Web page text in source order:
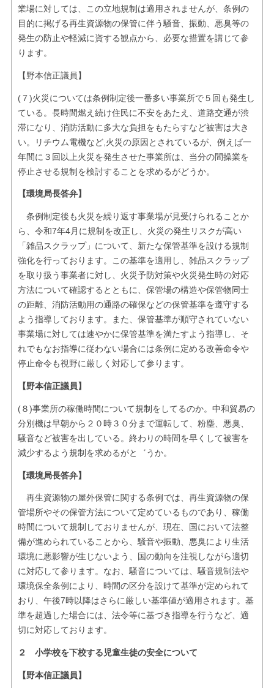
業場に対しては、この立地規制は適用されませんが、条例の
目的に掲げる再生資源物の保管に伴う騒音、振動、悪臭等の
発生の防止や軽減に資する観点から、必要な措置を講じて参
ります。
【野本信正議員】
(７)火災については条例制定後一番多い事業所で５回も発生し
ている。長時間燃え続け住民に不安をあたえ、道路交通が渋
滞になり、消防活動に多大な負担をもたらすなど被害は大き
い。リチウム電機など,火災の原因とされているが、例えば一
年間に３回以上火災を発生させた事業所は、当分の間操業を
停止させる規制を検討することを求めるがどうか。
【環境局長答弁】
条例制定後も火災を繰り返す事業場が見受けられることか
ら、令和7年4月に規制を改正し、火災の発生リスクが高い
「雑品スクラップ」について、新たな保管基準を設ける規制
強化を行っております。この基準を適用し、雑品スクラップ
を取り扱う事業者に対し、火災予防対策や火災発生時の対応
方法について確認するとともに、保管場の構造や保管物同士
の距離、消防活動用の通路の確保などの保管基準を遵守する
よう指導しております。また、保管基準が順守されていない
事業場に対しては速やかに保管基準を満たすよう指導し、そ
れでもなお指導に従わない場合には条例に定める改善命令や
停止命令も視野に厳しく対応して参ります。
【野本信正議員】
(８)事業所の稼働時間について規制をしてるのか。中和貿易の
分別機は早朝から２０時３０分まで運転して、粉塵、悪臭、
騒音など被害を出している。終わりの時間を早くして被害を
減少するよう規制を求めるがと゛うか。
【環境局長答弁】
再生資源物の屋外保管に関する条例では、再生資源物の保
管場所やその保管方法について定めているものであり、稼働
時間について規制しておりませんが、現在、国において法整
備が進められていることから、騒音や振動、悪臭により生活
環境に悪影響が生じないよう、国の動向を注視しながら適切
に対応して参ります。なお、騒音については、騒音規制法や
環境保全条例により、時間の区分を設けて基準が定められて
おり、午後7時以降はさらに厳しい基準値が適用されます。基
準を超過した場合には、法令等に基づき指導を行うなど、適
切に対応しております。
２ 小学校を下校する児童生徒の安全について
【野本信正議員】